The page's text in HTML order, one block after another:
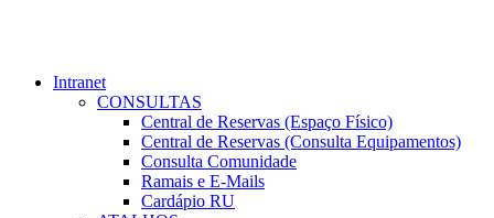
Intranet
CONSULTAS
Central de Reservas (Espaço Físico)
Central de Reservas (Consulta Equipamentos)
Consulta Comunidade
Ramais e E-Mails
Cardápio RU